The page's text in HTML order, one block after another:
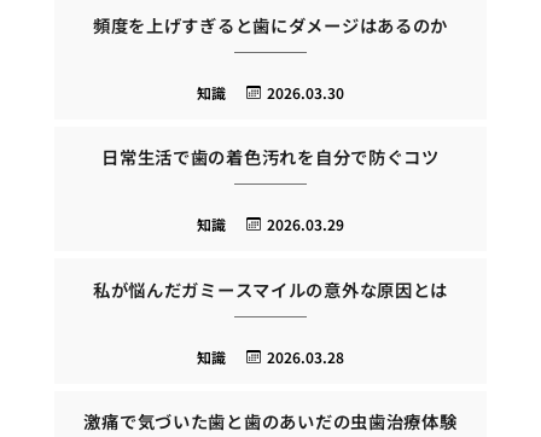
頻度を上げすぎると歯にダメージはあるのか
2026.03.30
知識
日常生活で歯の着色汚れを自分で防ぐコツ
2026.03.29
知識
私が悩んだガミースマイルの意外な原因とは
2026.03.28
知識
激痛で気づいた歯と歯のあいだの虫歯治療体験